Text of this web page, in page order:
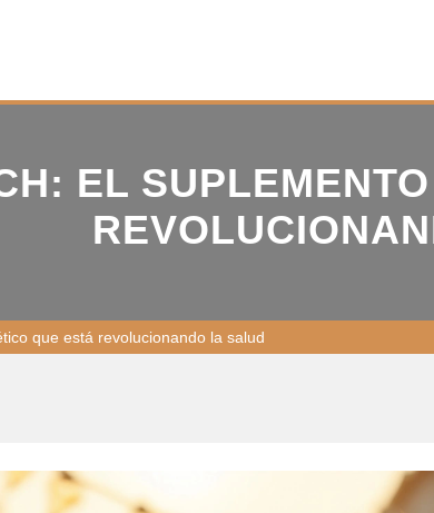
EL
que está revolucionando la salud